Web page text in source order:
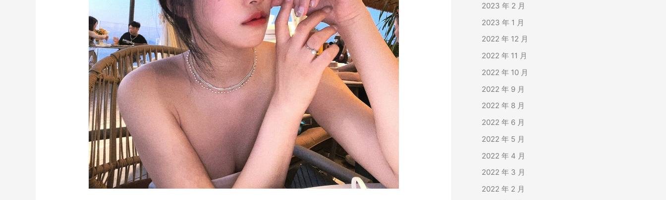
2023 年 2 月
2023 年 1 月
2022 年 12 月
2022 年 11 月
2022 年 10 月
2022 年 9 月
2022 年 8 月
2022 年 6 月
2022 年 5 月
2022 年 4 月
2022 年 3 月
2022 年 2 月